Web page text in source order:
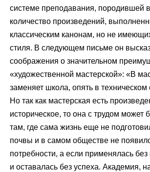
системе преподавания, породившей
количество произведений,
классическим канонам, но не
стиля. В следующем письме он
соображения о значительном
«художественной мастерской»: «В
заменяет школа, опять в
Но так как мастерская есть
историческое, то она с трудом может
там, где сама жизнь еще не
почвы и в самом обществе не
потребности, а если применялась без
и оставалась без успеха. Академия,